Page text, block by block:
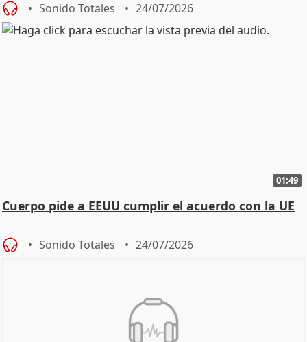
Sonido Totales 24/07/2026
01:49
Cuerpo pide a EEUU cumplir el acuerdo con la UE
Sonido Totales 24/07/2026